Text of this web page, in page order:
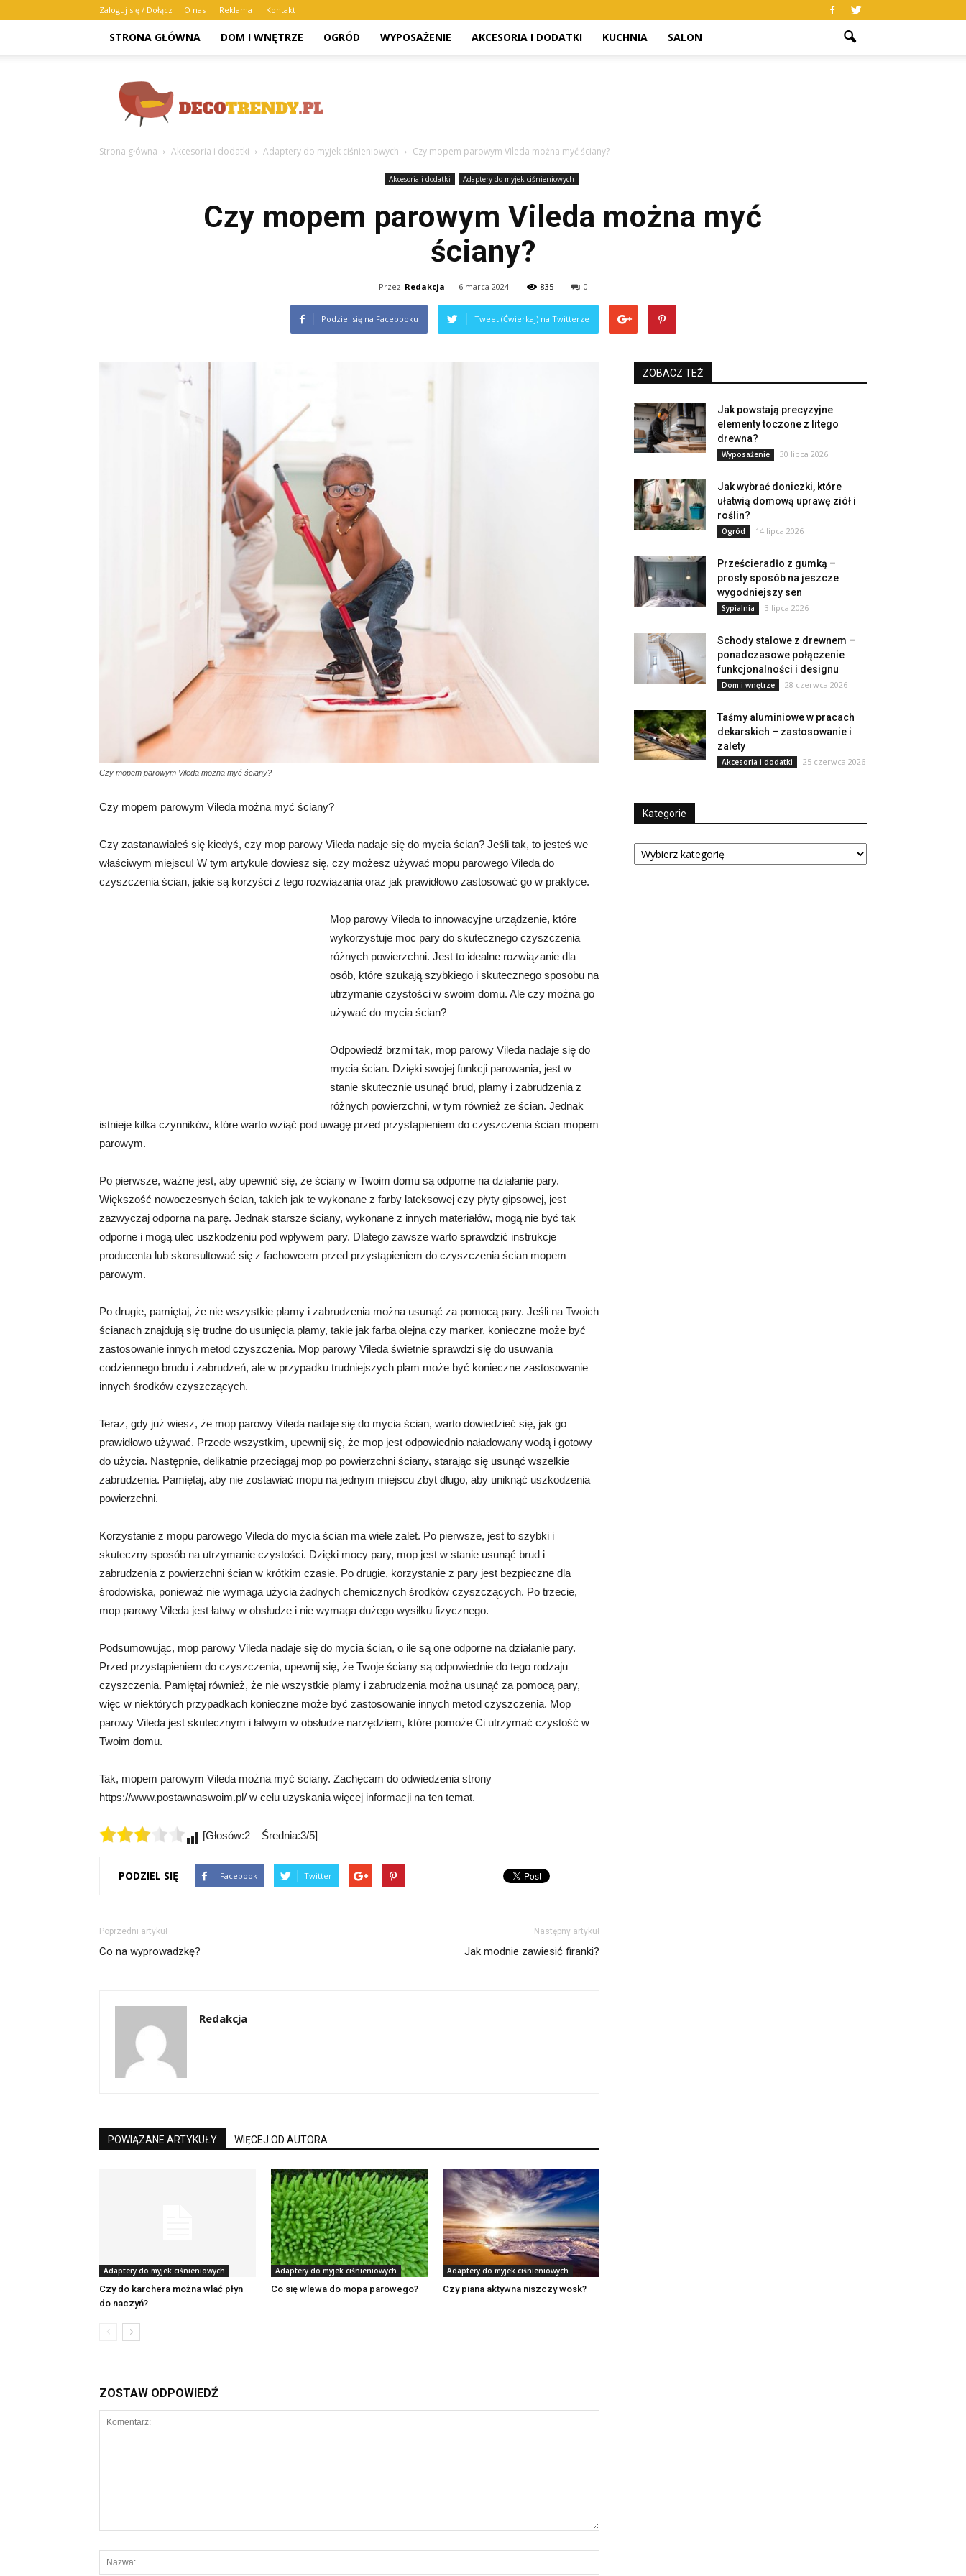
Zaloguj się / Dołącz O nas Reklama Kontakt
STRONA GŁÓWNA DOM I WNĘTRZE OGRÓD WYPOSAŻENIE AKCESORIA I DODATKI KUCHNIA SALON
Decotrendy.pl
Strona główna Akcesoria i dodatki Adaptery do myjek ciśnieniowych Czy mopem parowym Vileda można myć ściany?
Akcesoria i dodatki Adaptery do myjek ciśnieniowych
Czy mopem parowym Vileda można myć
ściany?
Przez Redakcja - 6 marca 2024 835 0
Podziel się na Facebooku Tweet (Ćwierkaj) na Twitterze
Czy mopem parowym Vileda można myć ściany?
Czy mopem parowym Vileda można myć ściany?
Czy zastanawiałeś się kiedyś, czy mop parowy Vileda nadaje się do mycia ścian? Jeśli tak, to jesteś we
właściwym miejscu! W tym artykule dowiesz się, czy możesz używać mopu parowego Vileda do
czyszczenia ścian, jakie są korzyści z tego rozwiązania oraz jak prawidłowo zastosować go w praktyce.
Mop parowy Vileda to innowacyjne urządzenie, które
wykorzystuje moc pary do skutecznego czyszczenia
różnych powierzchni. Jest to idealne rozwiązanie dla
osób, które szukają szybkiego i skutecznego sposobu na
utrzymanie czystości w swoim domu. Ale czy można go
używać do mycia ścian?
Odpowiedź brzmi tak, mop parowy Vileda nadaje się do
mycia ścian. Dzięki swojej funkcji parowania, jest w
stanie skutecznie usunąć brud, plamy i zabrudzenia z
różnych powierzchni, w tym również ze ścian. Jednak
istnieje kilka czynników, które warto wziąć pod uwagę przed przystąpieniem do czyszczenia ścian mopem
parowym.
Po pierwsze, ważne jest, aby upewnić się, że ściany w Twoim domu są odporne na działanie pary.
Większość nowoczesnych ścian, takich jak te wykonane z farby lateksowej czy płyty gipsowej, jest
zazwyczaj odporna na parę. Jednak starsze ściany, wykonane z innych materiałów, mogą nie być tak
odporne i mogą ulec uszkodzeniu pod wpływem pary. Dlatego zawsze warto sprawdzić instrukcje
producenta lub skonsultować się z fachowcem przed przystąpieniem do czyszczenia ścian mopem
parowym.
Po drugie, pamiętaj, że nie wszystkie plamy i zabrudzenia można usunąć za pomocą pary. Jeśli na Twoich
ścianach znajdują się trudne do usunięcia plamy, takie jak farba olejna czy marker, konieczne może być
zastosowanie innych metod czyszczenia. Mop parowy Vileda świetnie sprawdzi się do usuwania
codziennego brudu i zabrudzeń, ale w przypadku trudniejszych plam może być konieczne zastosowanie
innych środków czyszczących.
Teraz, gdy już wiesz, że mop parowy Vileda nadaje się do mycia ścian, warto dowiedzieć się, jak go
prawidłowo używać. Przede wszystkim, upewnij się, że mop jest odpowiednio naładowany wodą i gotowy
do użycia. Następnie, delikatnie przeciągaj mop po powierzchni ściany, starając się usunąć wszelkie
zabrudzenia. Pamiętaj, aby nie zostawiać mopu na jednym miejscu zbyt długo, aby uniknąć uszkodzenia
powierzchni.
Korzystanie z mopu parowego Vileda do mycia ścian ma wiele zalet. Po pierwsze, jest to szybki i
skuteczny sposób na utrzymanie czystości. Dzięki mocy pary, mop jest w stanie usunąć brud i
zabrudzenia z powierzchni ścian w krótkim czasie. Po drugie, korzystanie z pary jest bezpieczne dla
środowiska, ponieważ nie wymaga użycia żadnych chemicznych środków czyszczących. Po trzecie,
mop parowy Vileda jest łatwy w obsłudze i nie wymaga dużego wysiłku fizycznego.
Podsumowując, mop parowy Vileda nadaje się do mycia ścian, o ile są one odporne na działanie pary.
Przed przystąpieniem do czyszczenia, upewnij się, że Twoje ściany są odpowiednie do tego rodzaju
czyszczenia. Pamiętaj również, że nie wszystkie plamy i zabrudzenia można usunąć za pomocą pary,
więc w niektórych przypadkach konieczne może być zastosowanie innych metod czyszczenia. Mop
parowy Vileda jest skutecznym i łatwym w obsłudze narzędziem, które pomoże Ci utrzymać czystość w
Twoim domu.
Tak, mopem parowym Vileda można myć ściany. Zachęcam do odwiedzenia strony
https://www.postawnaswoim.pl/ w celu uzyskania więcej informacji na ten temat.
[Głosów:2 Średnia:3/5]
PODZIEL SIĘ Facebook Twitter
Poprzedni artykuł
Co na wyprowadzkę?
Następny artykuł
Jak modnie zawiesić firanki?
Redakcja
POWIĄZANE ARTYKUŁY WIĘCEJ OD AUTORA
Adaptery do myjek ciśnieniowych
Czy do karchera można wlać płyn
do naczyń?
Adaptery do myjek ciśnieniowych
Co się wlewa do mopa parowego?
Adaptery do myjek ciśnieniowych
Czy piana aktywna niszczy wosk?
ZOSTAW ODPOWIEDŹ
ZOBACZ TEŻ
Jak powstają precyzyjne
elementy toczone z litego
drewna?
Wyposażenie 30 lipca 2026
Jak wybrać doniczki, które
ułatwią domową uprawę ziół i
roślin?
Ogród 14 lipca 2026
Prześcieradło z gumką –
prosty sposób na jeszcze
wygodniejszy sen
Sypialnia 3 lipca 2026
Schody stalowe z drewnem –
ponadczasowe połączenie
funkcjonalności i designu
Dom i wnętrze 28 czerwca 2026
Taśmy aluminiowe w pracach
dekarskich – zastosowanie i
zalety
Akcesoria i dodatki 25 czerwca 2026
Kategorie
Kategorie